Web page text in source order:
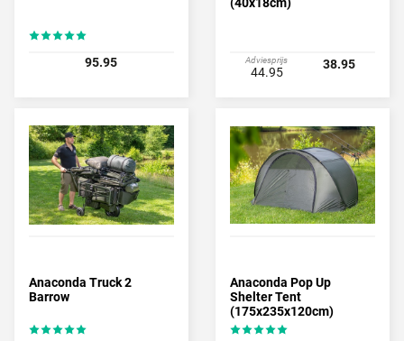
95.95 Adviesprijs
44.95
38.95
Anaconda Truck 2
Barrow
Anaconda Pop Up
Shelter Tent
(175x235x120cm)